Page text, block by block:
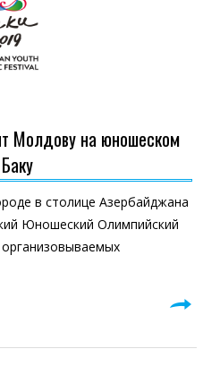
Молдову на юношеском
в столице Азербайджана
Юношеский Олимпийский